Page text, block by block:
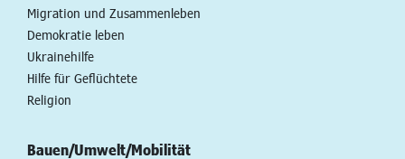
Migration und Zusammenleben
Demokratie leben
Ukrainehilfe
Hilfe für Geflüchtete
Religion
Bauen/Umwelt/Mobilität